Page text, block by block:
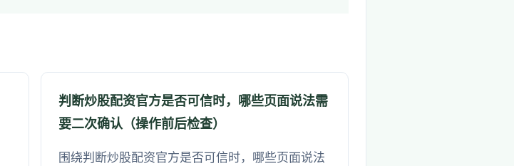
判断炒股配资官方是否可信时，哪些页面说法需
要二次确认（操作前后检查）
围绕判断炒股配资官方是否可信时，哪些页面说法